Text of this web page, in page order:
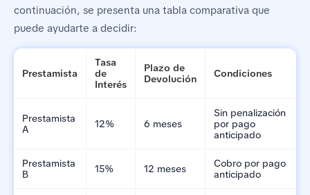
continuación, se presenta una tabla comparativa que
puede ayudarte a decidir:
Prestamista
Tasa
de
Interés
Plazo de
Devolución
Condiciones
Prestamista
A
12% 6 meses
Sin penalización
por pago
anticipado
Prestamista
B
15% 12 meses
Cobro por pago
anticipado